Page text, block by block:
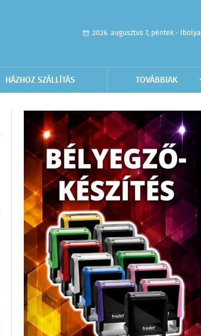
2026. augusztus 7, péntek - Ibolya
HÁZHOZ SZÁLLÍTÁS TOVÁBBIAK